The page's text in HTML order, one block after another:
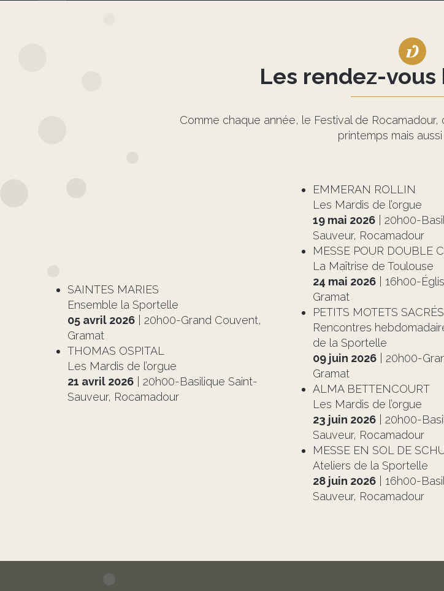
Les rendez-vous
Comme chaque année, le Festival de Rocamadour,
printemps mais aussi
SAINTES MARIES
Ensemble la Sportelle
05 avril 2026| 20h00-Grand Couvent,
Gramat
THOMAS OSPITAL
Les Mardis de l’orgue
21 avril 2026| 20h00-Basilique Saint-
Sauveur, Rocamadour
EMMERAN ROLLIN
Les Mardis de l’orgue
19 mai 2026| 20h00-
Sauveur, Rocamadour
MESSE POUR DOUBLE
La Maîtrise de Toulouse
24 mai 2026| 16h00-
Gramat
PETITS MOTETS SACRÉS
Rencontres
de la Sportelle
09 juin 2026| 20h00-
Gramat
ALMA BETTENCOURT
Les Mardis de l’orgue
23 juin 2026| 20h00-
Sauveur, Rocamadour
MESSE EN SOL DE
Ateliers de la Sportelle
28 juin 2026| 16h00-
Sauveur, Rocamadour